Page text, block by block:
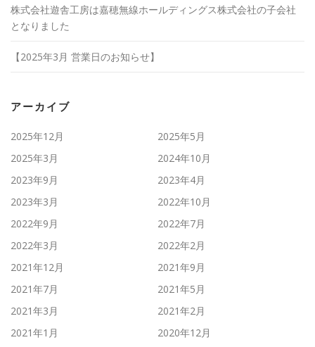
株式会社遊舎工房は嘉穂無線ホールディングス株式会社の子会社
となりました
【2025年3月 営業日のお知らせ】
アーカイブ
2025年12月
2025年5月
2025年3月
2024年10月
2023年9月
2023年4月
2023年3月
2022年10月
2022年9月
2022年7月
2022年3月
2022年2月
2021年12月
2021年9月
2021年7月
2021年5月
2021年3月
2021年2月
2021年1月
2020年12月